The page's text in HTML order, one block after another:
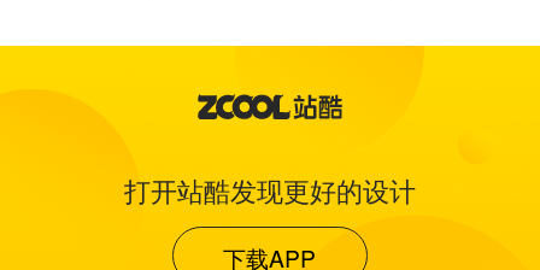
打开站酷发现更好的设计
下载APP